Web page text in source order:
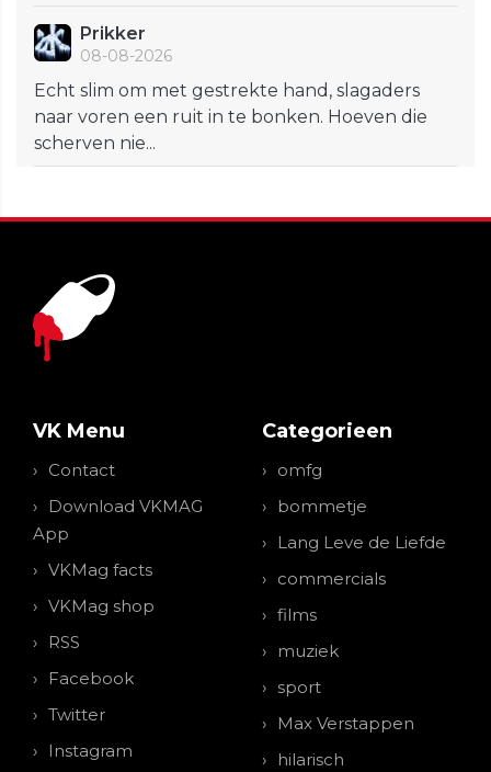
Prikker
08-08-2026
Echt slim om met gestrekte hand, slagaders
naar voren een ruit in te bonken. Hoeven die
scherven nie...
VK Menu
Contact
Download VKMAG
App
VKMag facts
VKMag shop
RSS
Facebook
Twitter
Instagram
Categorieen
omfg
bommetje
Lang Leve de Liefde
commercials
films
muziek
sport
Max Verstappen
hilarisch